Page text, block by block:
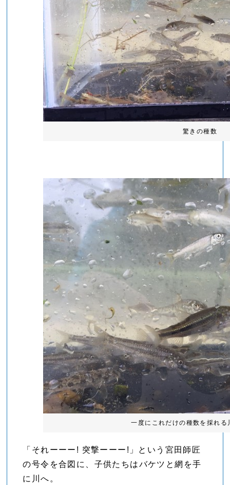
驚きの種数
一度にこれだけの種数を採れる
「それーーー! 突撃ーーー!」という宮田師匠
の号令を合図に、子供たちはバケツと網を手
に川へ。